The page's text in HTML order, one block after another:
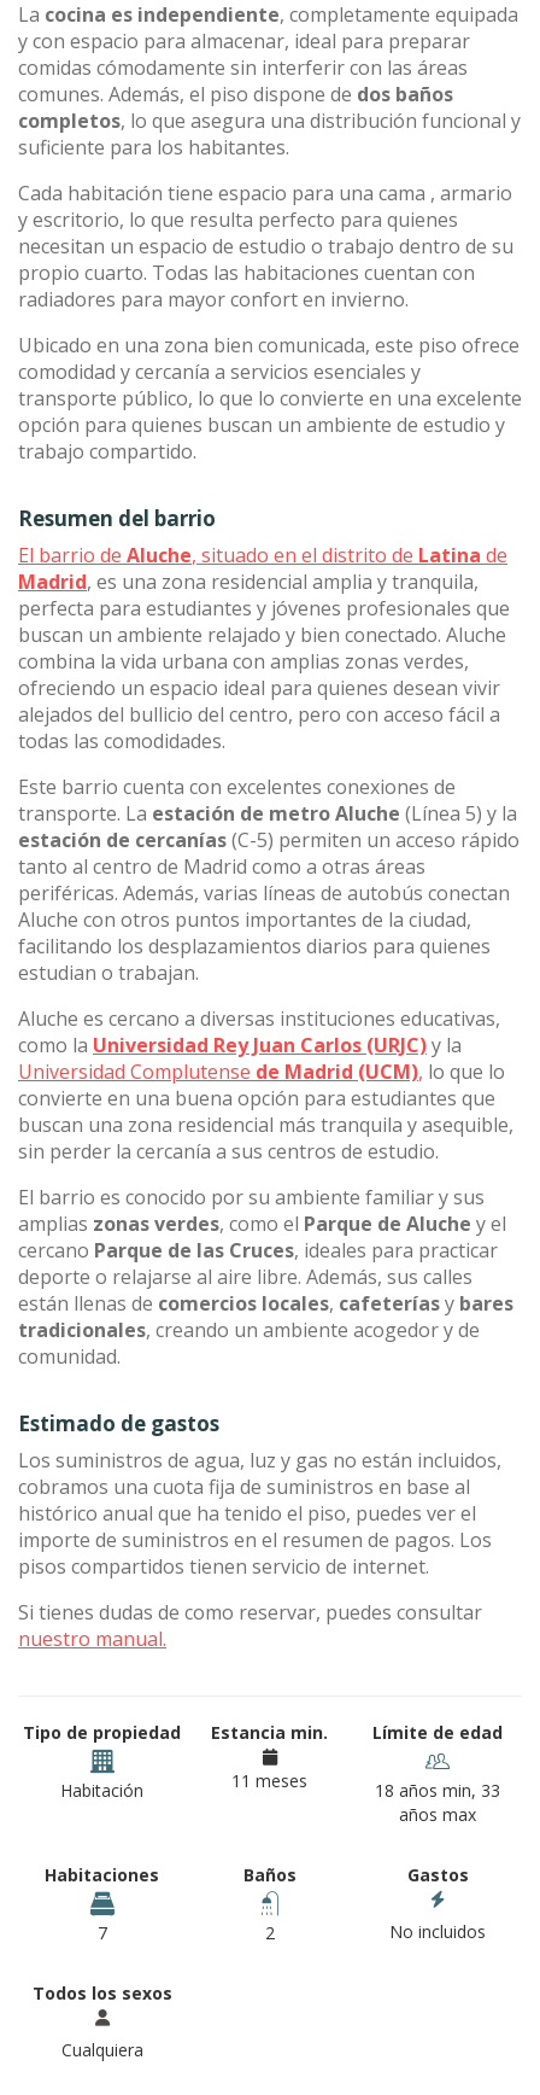
La cocina es independiente, completamente equipada
y con espacio para almacenar, ideal para preparar
comidas cómodamente sin interferir con las áreas
comunes. Además, el piso dispone de dos baños
completos, lo que asegura una distribución funcional y
suficiente para los habitantes.
Cada habitación tiene espacio para una cama , armario
y escritorio, lo que resulta perfecto para quienes
necesitan un espacio de estudio o trabajo dentro de su
propio cuarto. Todas las habitaciones cuentan con
radiadores para mayor confort en invierno.
Ubicado en una zona bien comunicada, este piso ofrece
comodidad y cercanía a servicios esenciales y
transporte público, lo que lo convierte en una excelente
opción para quienes buscan un ambiente de estudio y
trabajo compartido.
Resumen del barrio
El barrio de Aluche, situado en el distrito de Latina de
Madrid, es una zona residencial amplia y tranquila,
perfecta para estudiantes y jóvenes profesionales que
buscan un ambiente relajado y bien conectado. Aluche
combina la vida urbana con amplias zonas verdes,
ofreciendo un espacio ideal para quienes desean vivir
alejados del bullicio del centro, pero con acceso fácil a
todas las comodidades.
Este barrio cuenta con excelentes conexiones de
transporte. La estación de metro Aluche (Línea 5) y la
estación de cercanías(C-5) permiten un acceso rápido
tanto al centro de Madrid como a otras áreas
periféricas. Además, varias líneas de autobús conectan
Aluche con otros puntos importantes de la ciudad,
facilitando los desplazamientos diarios para quienes
estudian o trabajan.
Aluche es cercano a diversas instituciones educativas,
como la Universidad Rey Juan Carlos (URJC)y la
Universidad Complutense de Madrid (UCM), lo que lo
convierte en una buena opción para estudiantes que
buscan una zona residencial más tranquila y asequible,
sin perder la cercanía a sus centros de estudio.
El barrio es conocido por su ambiente familiar y sus
amplias zonas verdes, como el Parque de Aluche y el
cercano Parque de las Cruces, ideales para practicar
deporte o relajarse al aire libre. Además, sus calles
están llenas de comercios locales, cafeteríasy bares
tradicionales, creando un ambiente acogedor y de
comunidad.
Estimado de gastos
Los suministros de agua, luz y gas no están incluidos,
cobramos una cuota fija de suministros en base al
histórico anual que ha tenido el piso, puedes ver el
importe de suministros en el resumen de pagos. Los
pisos compartidos tienen servicio de internet.
Si tienes dudas de como reservar, puedes consultar
nuestro manual.
Tipo de propiedad
Habitación
Estancia min.
11 meses
Límite de edad
18 años min, 33
años max
Habitaciones
7
Baños
2
Gastos
No incluidos
Todos los sexos
Cualquiera